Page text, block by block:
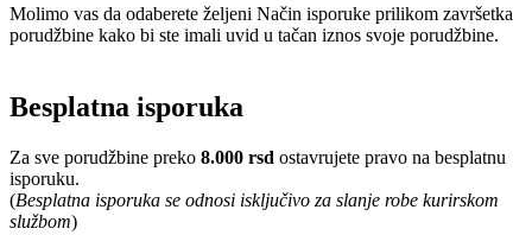
Molimo vas da odaberete željeni Način isporuke prilikom završetka
porudžbine kako bi ste imali uvid u tačan iznos svoje porudžbine.
Besplatna isporuka
Za sve porudžbine preko 8.000 rsd ostavrujete pravo na besplatnu
isporuku.
(Besplatna isporuka se odnosi isključivo za slanje robe kurirskom
službom)